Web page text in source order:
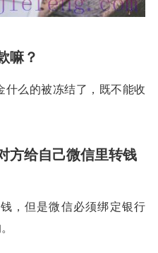
嘛？
什么的被冻结了，既不能收
方给自己微信里转钱
，但是微信必须绑定银行